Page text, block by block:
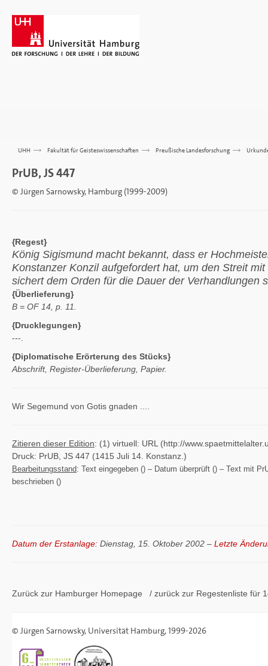
UHH >>> Fakultät für Geisteswissenschaften >>> Preußische Landesforschung >>>
PrUB, JS 447
© Jürgen Sarnowsky, Hamburg (1999-2009)
{Regest}
König Sigismund macht bekannt, dass er
Konstanzer Konzil aufgefordert hat, um den Streit
sichert dem Orden für die Dauer der Verhandlungen
{Überlieferung}
B = OF 14, p. 11.
{Drucklegungen}
---.
{Diplomatische Erörterung des Stücks}
Abschrift, Register-Überlieferung, Papier.
Wir Segemund von Gotis gnaden ....
Zitieren dieser Edition: (1) virtuell: URL (http://
Druck: PrUB, JS 447 (1415 Juli 14. Konstanz.)
Bearbeitungsstand: Text eingegeben () – Datum überprüft () – Text mit
beschrieben ()
Datum der Erstanlage: Dienstag, 15. Oktober 2002 – Letzte
Zurück zur Hamburger Homepage / zurück zur Regestenliste für
© Jürgen Sarnowsky, Universität Hamburg, 1999-2026